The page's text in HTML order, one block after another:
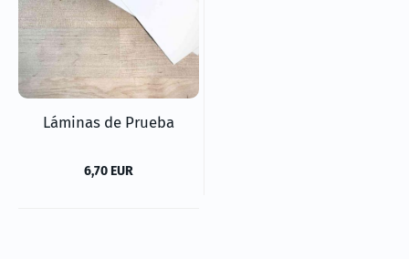
Láminas de Prueba
6,70 EUR